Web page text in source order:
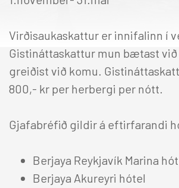
Virðisaukaskattur er innifalinn í
Gistináttaskattur mun bætast við
greiðist við komu.
800,- kr per herbergi per nótt.
Gjafabréfið gildir á eftirfarandi
Berjaya Reykjavík Marina
Berjaya Akureyri hótel